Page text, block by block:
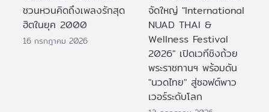
ชวนหวนคิดถึงเพลงรักสุด
ฮิตในยุค 2000
16 กรกฎาคม 2026
จัดใหญ่ "International
NUAD THAI &
Wellness Festival
2026" เปิดเวทีชิงถ้วย
พระราชทานฯ พร้อมดัน
"นวดไทย" สู่ซอฟต์พาว
เวอร์ระดับโลก